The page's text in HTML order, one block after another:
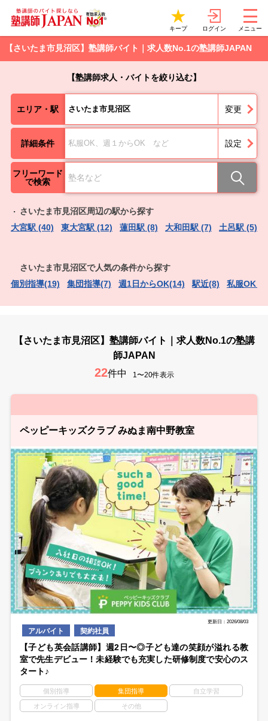
キープ ログイン メニュー
【さいたま市見沼区】塾講師バイト｜求人数No.1の塾講師JAPAN
【塾講師求人・バイトを絞り込む】
エリア・駅 さいたま市見沼区 変更
詳細条件 私服OK、週１からOK など 設定
フリーワード
で検索
さいたま市見沼区周辺の駅から探す
大宮駅 (40)
東大宮駅 (12) 蓮田駅 (8) 大和田駅 (7) 土呂駅 (5)
さいたま市見沼区で人気の条件から探す
個別指導(19)
集団指導(7) 週1日からOK(14) 駅近(8) 私服OK（
【さいたま市見沼区】塾講師バイト｜求人数No.1の塾講
師JAPAN
22件中 1〜20件表示
ペッピーキッズクラブ みぬま南中野教室
更新日：2026/08/03
アルバイト 契約社員
【子ども英会話講師】週2日〜◎子ども達の笑顔が溢れる教
室で先生デビュー！未経験でも充実した研修制度で安心のス
タート♪
個別指導 集団指導 自立学習
オンライン指導 その他